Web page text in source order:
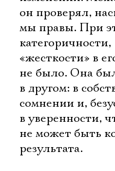
он проверял,
мы правы. При
категоричности,
«жесткости» в
не было. Она
в другом: в
сомнении и,
в уверенности,
не может быть
результата.